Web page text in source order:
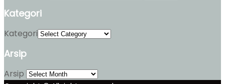
Kategori
Kategori
Arsip
Arsip